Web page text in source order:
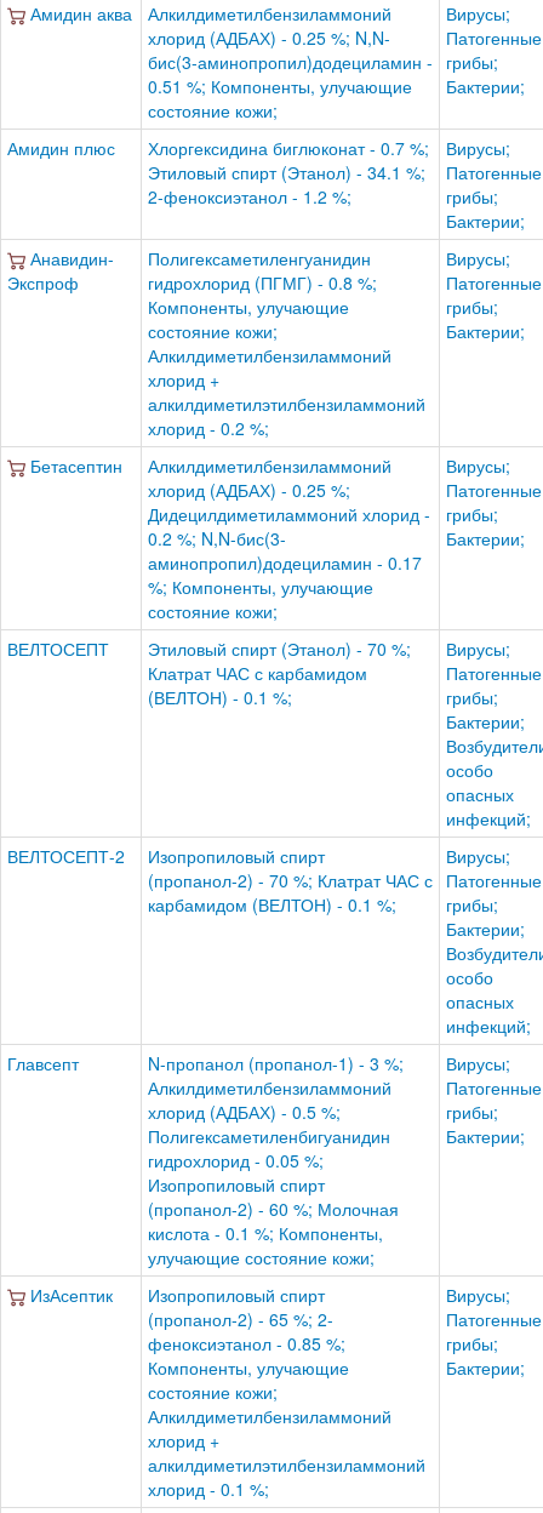
Амидин аква
Алкилдиметилбензиламмоний
хлорид (АДБАХ) - 0.25 %; N,N-
бис(3-аминопропил)додециламин -
0.51 %; Компоненты, улучающие
состояние кожи;
Вирусы;
Патогенные
грибы;
Бактерии;
Амидин плюс
Хлоргексидина биглюконат - 0.7 %;
Этиловый спирт (Этанол) - 34.1 %;
2-феноксиэтанол - 1.2 %;
Вирусы;
Патогенные
грибы;
Бактерии;
Анавидин-
Экспроф
Полигексаметиленгуанидин
гидрохлорид (ПГМГ) - 0.8 %;
Компоненты, улучающие
состояние кожи;
Алкилдиметилбензиламмоний
хлорид +
алкилдиметилэтилбензиламмоний
хлорид - 0.2 %;
Вирусы;
Патогенные
грибы;
Бактерии;
Бетасептин
Алкилдиметилбензиламмоний
хлорид (АДБАХ) - 0.25 %;
Дидецилдиметиламмоний хлорид -
0.2 %; N,N-бис(3-
аминопропил)додециламин - 0.17
%; Компоненты, улучающие
состояние кожи;
Вирусы;
Патогенные
грибы;
Бактерии;
ВЕЛТОСЕПТ
Этиловый спирт (Этанол) - 70 %;
Клатрат ЧАС с карбамидом
(ВЕЛТОН) - 0.1 %;
Вирусы;
Патогенные
грибы;
Бактерии;
особо
опасных
инфекций;
ВЕЛТОСЕПТ-2
Изопропиловый спирт
(пропанол-2) - 70 %; Клатрат ЧАС с
карбамидом (ВЕЛТОН) - 0.1 %;
Вирусы;
Патогенные
грибы;
Бактерии;
особо
опасных
инфекций;
Главсепт
N-пропанол (пропанол-1) - 3 %;
Алкилдиметилбензиламмоний
хлорид (АДБАХ) - 0.5 %;
Полигексаметиленбигуанидин
гидрохлорид - 0.05 %;
Изопропиловый спирт
(пропанол-2) - 60 %; Молочная
кислота - 0.1 %; Компоненты,
улучающие состояние кожи;
Вирусы;
Патогенные
грибы;
Бактерии;
ИзАсептик
Изопропиловый спирт
(пропанол-2) - 65 %; 2-
феноксиэтанол - 0.85 %;
Компоненты, улучающие
состояние кожи;
Алкилдиметилбензиламмоний
хлорид +
алкилдиметилэтилбензиламмоний
хлорид - 0.1 %;
Вирусы;
Патогенные
грибы;
Бактерии;